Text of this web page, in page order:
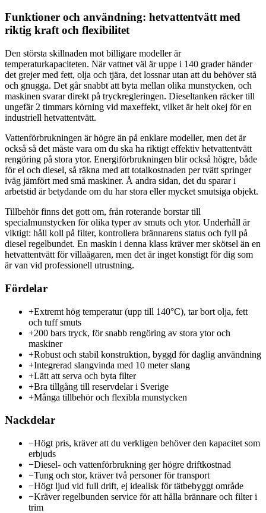
Funktioner och användning: hetvattentvätt med
riktig kraft och flexibilitet
Den största skillnaden mot billigare modeller är
temperaturkapaciteten. När vattnet väl är uppe i 140 grader händer
det grejer med fett, olja och tjära, det lossnar utan att du behöver stå
och gnugga. Det går snabbt att byta mellan olika munstycken, och
maskinen svarar direkt på tryckregleringen. Dieseltanken räcker till
ungefär 2 timmars körning vid maxeffekt, vilket är helt okej för en
industriell hetvattentvätt.
Vattenförbrukningen är högre än på enklare modeller, men det är
också så det måste vara om du ska ha riktigt effektiv hetvattentvätt
rengöring på stora ytor. Energiförbrukningen blir också högre, både
för el och diesel, så räkna med att totalkostnaden per tvätt springer
iväg jämfört med små maskiner. Å andra sidan, det du sparar i
arbetstid är betydande om du har stora eller mycket smutsiga objekt.
Tillbehör finns det gott om, från roterande borstar till
specialmunstycken för olika typer av smuts och ytor. Underhåll är
viktigt: håll koll på filter, kontrollera brännarens status och fyll på
diesel regelbundet. En maskin i denna klass kräver mer skötsel än en
hetvattentvätt för villaägaren, men det är inget konstigt för dig som
är van vid professionell utrustning.
Fördelar
+Extremt hög temperatur (upp till 140°C), tar bort olja, fett
och tuff smuts
+200 bars tryck, för snabb rengöring av stora ytor och
maskiner
+Robust och stabil konstruktion, byggd för daglig användning
+Integrerad slangvinda med 10 meter slang
+Lätt att serva och byta filter
+Bra tillgång till reservdelar i Sverige
+Många tillbehör och flexibla munstycken
Nackdelar
−Högt pris, kräver att du verkligen behöver den kapacitet som
erbjuds
−Diesel- och vattenförbrukning ger högre driftkostnad
−Tung och stor, kräver två personer för transport
−Högt ljud vid full drift, ej idealisk för tätbebyggt område
−Kräver regelbunden service för att hålla brännare och filter i
trim